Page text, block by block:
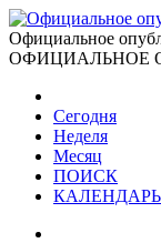
Официальное
ОФИЦИАЛЬНОЕ
Сегодня
Неделя
Месяц
ПОИСК